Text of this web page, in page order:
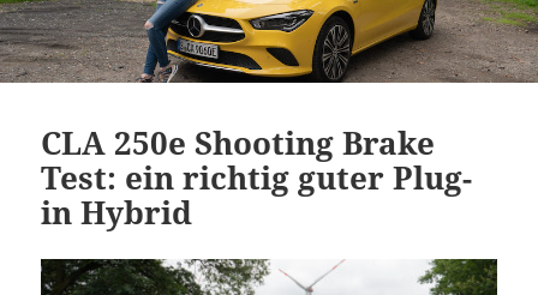
CLA 250e Shooting Brake
Test: ein richtig guter Plug-
in Hybrid